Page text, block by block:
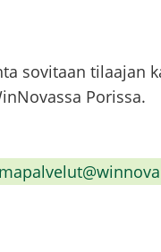
so­vi­taan ti­laa­jan
Po­ris­sa.